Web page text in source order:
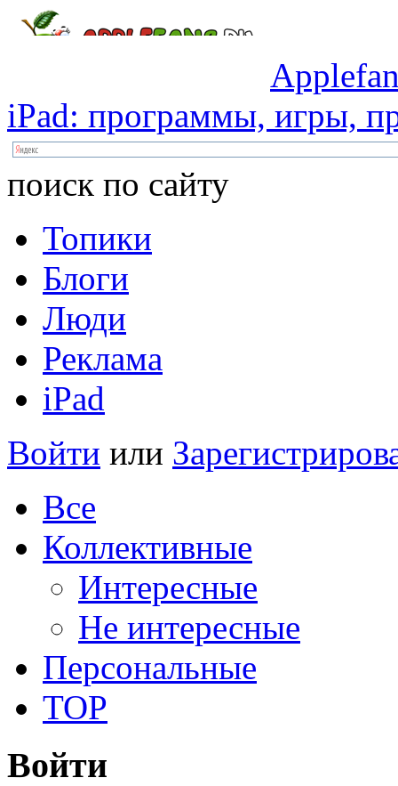
iPad: программы, игры,
поиск по сайту
Топики
Блоги
Люди
Реклама
iPad
Войти или
Все
Коллективные
Интересные
Не интересные
Персональные
TOP
Войти